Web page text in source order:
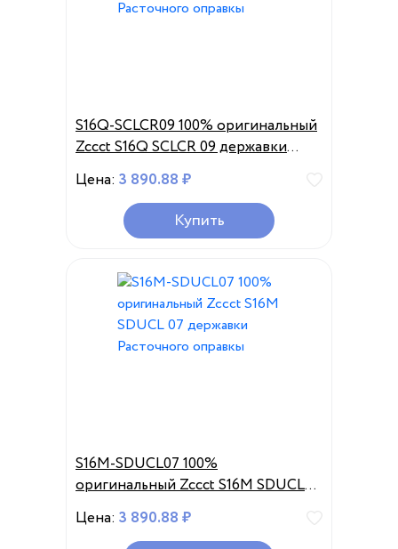
S16Q-SCLCR09 100% оригинальный
Zccct S16Q SCLCR 09 державки
Расточного оправкы
Цена: 3 890.88 ₽
Купить
S16M-SDUCL07 100%
оригинальный Zccct S16M SDUCL
07 державки Расточного оправкы
Цена: 3 890.88 ₽